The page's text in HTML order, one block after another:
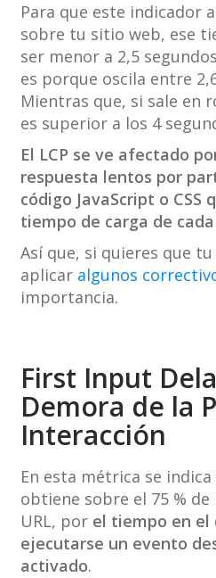
Para que este indicador
sobre tu sitio web, ese
ser menor a 2,5
es porque oscila entre
Mientras que, si sale en
es superior a los 4
El LCP se ve afectado
respuesta lentos por
código JavaScript o CSS
tiempo de carga de
Así que, si quieres que
aplicar algunos
importancia.
First Input
Demora de la
Interacción
En esta métrica se
obtiene sobre el 75 %
URL, por el tiempo en el
ejecutarse un evento
activado.